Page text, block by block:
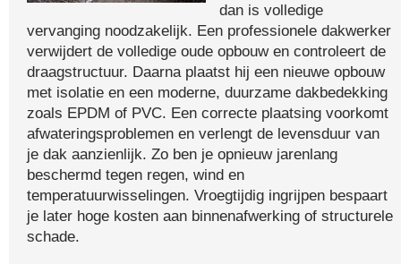
dan is volledige
vervanging noodzakelijk. Een professionele dakwerker
verwijdert de volledige oude opbouw en controleert de
draagstructuur. Daarna plaatst hij een nieuwe opbouw
met isolatie en een moderne, duurzame dakbedekking
zoals EPDM of PVC. Een correcte plaatsing voorkomt
afwateringsproblemen en verlengt de levensduur van
je dak aanzienlijk. Zo ben je opnieuw jarenlang
beschermd tegen regen, wind en
temperatuurwisselingen. Vroegtijdig ingrijpen bespaart
je later hoge kosten aan binnenafwerking of structurele
schade.